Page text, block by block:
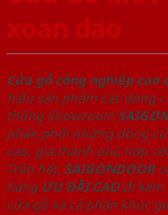
xoan dao
Cửa gỗ công nghiệp cao
hiệu sản phẩm các dòng
thống Showroom
phân phối những dòng
cao, giá thành phù hợp
Trên hết, SAIGONDOOR
hàng ƯU ĐÃI CAOđi kèm
cửa gỗ và cả phân khúc